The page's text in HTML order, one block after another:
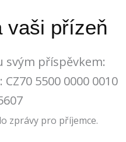
vaši přízeň
příspěvkem:
5500 0000 0010
zprávy pro příjemce.